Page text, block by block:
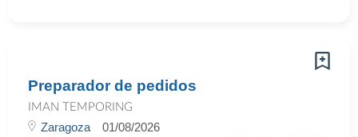
Preparador de pedidos
IMAN TEMPORING
Zaragoza 01/08/2026